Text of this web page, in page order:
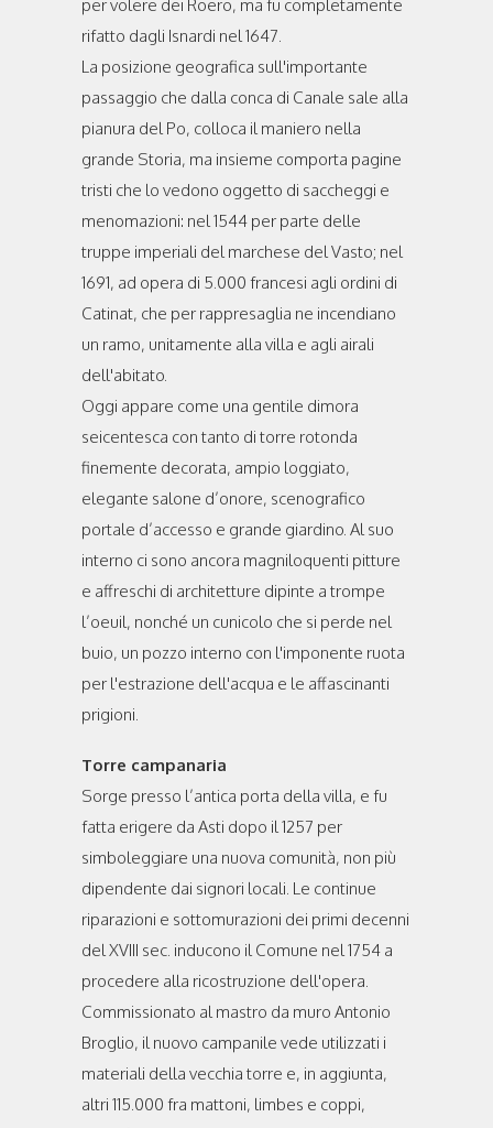
per volere dei Roero, ma fu completamente
rifatto dagli Isnardi nel 1647.
La posizione geografica sull'importante
passaggio che dalla conca di Canale sale alla
pianura del Po, colloca il maniero nella
grande Storia, ma insieme comporta pagine
tristi che lo vedono oggetto di saccheggi e
menomazioni: nel 1544 per parte delle
truppe imperiali del marchese del Vasto; nel
1691, ad opera di 5.000 francesi agli ordini di
Catinat, che per rappresaglia ne incendiano
un ramo, unitamente alla villa e agli airali
dell'abitato.
Oggi appare come una gentile dimora
seicentesca con tanto di torre rotonda
finemente decorata, ampio loggiato,
elegante salone d’onore, scenografico
portale d’accesso e grande giardino. Al suo
interno ci sono ancora magniloquenti pitture
e affreschi di architetture dipinte a trompe
l’oeuil, nonché un cunicolo che si perde nel
buio, un pozzo interno con l'imponente ruota
per l'estrazione dell'acqua e le affascinanti
prigioni.
Torre campanaria
Sorge presso l’antica porta della villa, e fu
fatta erigere da Asti dopo il 1257 per
simboleggiare una nuova comunità, non più
dipendente dai signori locali. Le continue
riparazioni e sottomurazioni dei primi decenni
del XVIII sec. inducono il Comune nel 1754 a
procedere alla ricostruzione dell'opera.
Commissionato al mastro da muro Antonio
Broglio, il nuovo campanile vede utilizzati i
materiali della vecchia torre e, in aggiunta,
altri 115.000 fra mattoni, limbes e coppi,